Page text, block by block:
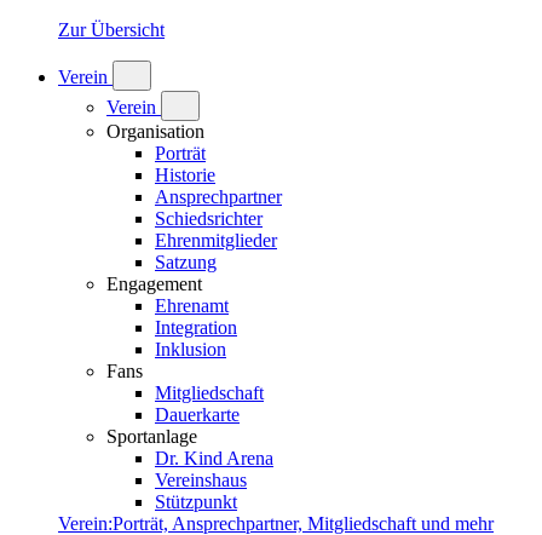
Zur Übersicht
Verein
Verein
Organisation
Porträt
Historie
Ansprechpartner
Schiedsrichter
Ehrenmitglieder
Satzung
Engagement
Ehrenamt
Integration
Inklusion
Fans
Mitgliedschaft
Dauerkarte
Sportanlage
Dr. Kind Arena
Vereinshaus
Stützpunkt
Verein:Porträt, Ansprechpartner, Mitgliedschaft und mehr